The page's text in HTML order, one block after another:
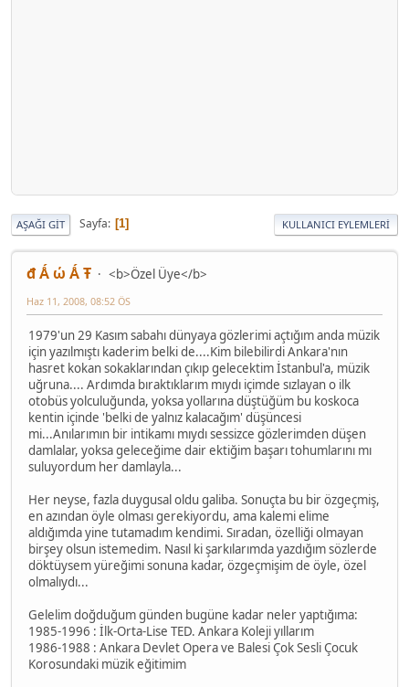
AŞAĞI GIT Sayfa 1 KULLANICI EYLEMLERI
đ Ǻ ώ Ǻ Ŧ <b>Özel Üye</b>
Haz 11, 2008, 08:52 ÖS
1979'un 29 Kasım sabahı dünyaya gözlerimi açtığım anda müzik
için yazılmıştı kaderim belki de....Kim bilebilirdi Ankara'nın
hasret kokan sokaklarından çıkıp gelecektim İstanbul'a, müzik
uğruna.... Ardımda bıraktıklarım mıydı içimde sızlayan o ilk
otobüs yolculuğunda, yoksa yollarına düştüğüm bu koskoca
kentin içinde 'belki de yalnız kalacağım' düşüncesi
mi...Anılarımın bir intikamı mıydı sessizce gözlerimden düşen
damlalar, yoksa geleceğime dair ektiğim başarı tohumlarını mı
suluyordum her damlayla...
Her neyse, fazla duygusal oldu galiba. Sonuçta bu bir özgeçmiş,
en azından öyle olması gerekiyordu, ama kalemi elime
aldığımda yine tutamadım kendimi. Sıradan, özelliği olmayan
birşey olsun istemedim. Nasıl ki şarkılarımda yazdığım sözlerde
döktüysem yüreğimi sonuna kadar, özgeçmişim de öyle, özel
olmalıydı...
Gelelim doğduğum günden bugüne kadar neler yaptığıma:
1985-1996 : İlk-Orta-Lise TED. Ankara Koleji yıllarım
1986-1988 : Ankara Devlet Opera ve Balesi Çok Sesli Çocuk
Korosundaki müzik eğitimim